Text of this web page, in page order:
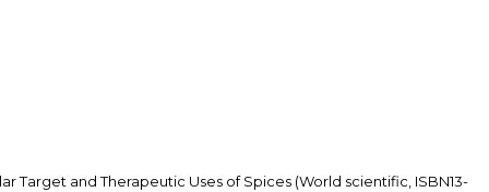
Target and Therapeutic Uses of Spices (World scientific, ISBN13-